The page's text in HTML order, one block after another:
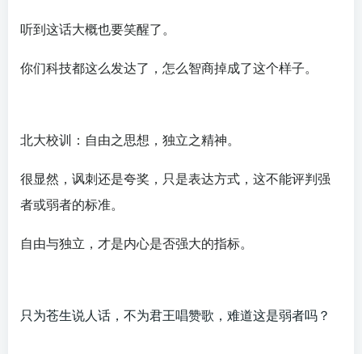
听到这话大概也要笑醒了。
你们科技都这么发达了，怎么智商掉成了这个样子。
北大校训：自由之思想，独立之精神。
很显然，讽刺还是夸奖，只是表达方式，这不能评判强
者或弱者的标准。
自由与独立，才是内心是否强大的指标。
只为苍生说人话，不为君王唱赞歌，难道这是弱者吗？